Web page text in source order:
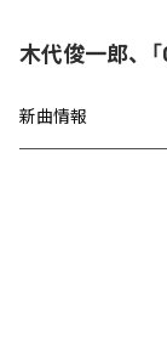
木代俊一郎、
新曲情報